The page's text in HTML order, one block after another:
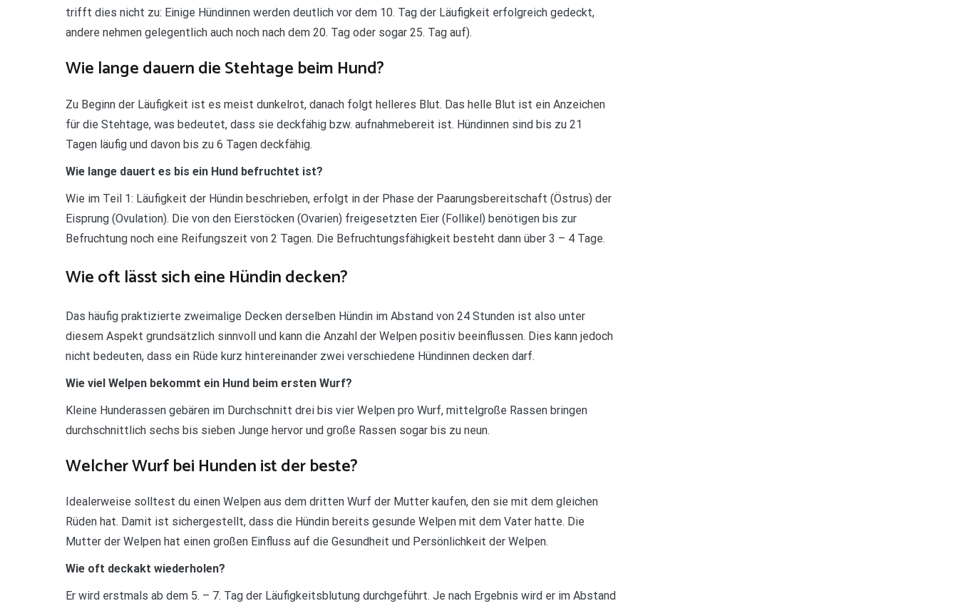
trifft dies nicht zu: Einige Hündinnen werden deutlich vor dem 10. Tag der Läufigkeit erfolgreich gedeckt,
andere nehmen gelegentlich auch noch nach dem 20. Tag oder sogar 25. Tag auf).
Wie lange dauern die Stehtage beim Hund?
Zu Beginn der Läufigkeit ist es meist dunkelrot, danach folgt helleres Blut. Das helle Blut ist ein Anzeichen
für die Stehtage, was bedeutet, dass sie deckfähig bzw. aufnahmebereit ist. Hündinnen sind bis zu 21
Tagen läufig und davon bis zu 6 Tagen deckfähig.
Wie lange dauert es bis ein Hund befruchtet ist?
Wie im Teil 1: Läufigkeit der Hündin beschrieben, erfolgt in der Phase der Paarungsbereitschaft (Östrus) der
Eisprung (Ovulation). Die von den Eierstöcken (Ovarien) freigesetzten Eier (Follikel) benötigen bis zur
Befruchtung noch eine Reifungszeit von 2 Tagen. Die Befruchtungsfähigkeit besteht dann über 3 – 4 Tage.
Wie oft lässt sich eine Hündin decken?
Das häufig praktizierte zweimalige Decken derselben Hündin im Abstand von 24 Stunden ist also unter
diesem Aspekt grundsätzlich sinnvoll und kann die Anzahl der Welpen positiv beeinflussen. Dies kann jedoch
nicht bedeuten, dass ein Rüde kurz hintereinander zwei verschiedene Hündinnen decken darf.
Wie viel Welpen bekommt ein Hund beim ersten Wurf?
Kleine Hunderassen gebären im Durchschnitt drei bis vier Welpen pro Wurf, mittelgroße Rassen bringen
durchschnittlich sechs bis sieben Junge hervor und große Rassen sogar bis zu neun.
Welcher Wurf bei Hunden ist der beste?
Idealerweise solltest du einen Welpen aus dem dritten Wurf der Mutter kaufen, den sie mit dem gleichen
Rüden hat. Damit ist sichergestellt, dass die Hündin bereits gesunde Welpen mit dem Vater hatte. Die
Mutter der Welpen hat einen großen Einfluss auf die Gesundheit und Persönlichkeit der Welpen.
Wie oft deckakt wiederholen?
Er wird erstmals ab dem 5. – 7. Tag der Läufigkeitsblutung durchgeführt. Je nach Ergebnis wird er im Abstand